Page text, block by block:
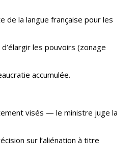
de la langue française pour les
les pouvoirs (zonage
accumulée.
visés — le ministre juge la
sur l’aliénation à titre